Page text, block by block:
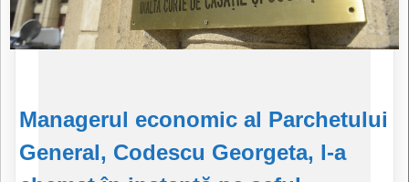
Managerul economic al Parchetului
General, Codescu Georgeta, l-a